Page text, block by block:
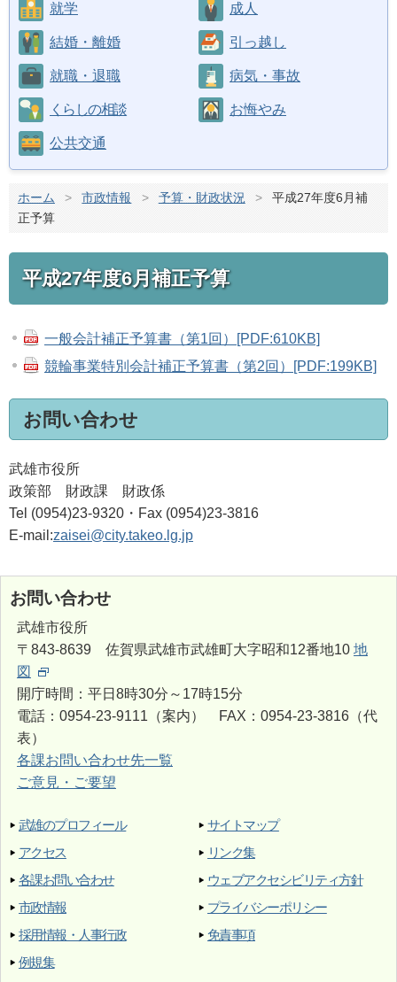
就学 成人
結婚・離婚 引っ越し
就職・退職 病気・事故
くらしの相談 お悔やみ
公共交通
ホーム > 市政情報 > 予算・財政状況 >
平成27年度6月補
正予算
平成27年度6月補正予算
一般会計補正予算書（第1回）[PDF:610KB]
競輪事業特別会計補正予算書（第2回）[PDF:199KB]
お問い合わせ
武雄市役所
政策部 財政課 財政係
Tel (0954)23-9320・Fax (0954)23-3816
E-mail:zaisei@city.takeo.lg.jp
お問い合わせ
武雄市役所
〒843-8639 佐賀県武雄市武雄町大字昭和12番地10 地
図
開庁時間：平日8時30分～17時15分
電話：0954-23-9111（案内） FAX：0954-23-3816（代
表）
各課お問い合わせ先一覧
ご意見・ご要望
武雄のプロフィール
アクセス
各課お問い合わせ
市政情報
採用情報・人事行政
例規集
サイトマップ
リンク集
ウェブアクセシビリティ方針
プライバシーポリシー
免責事項